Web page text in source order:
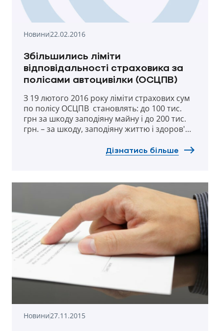
Новини22.02.2016
Збільшились ліміти
відповідальності страховика за
полісами автоцивілки (ОСЦПВ)
З 19 лютого 2016 року ліміти страхових сум
по полісу ОСЦПВ становлять: до 100 тис.
грн за шкоду заподіяну майну і до 200 тис.
грн. – за шкоду, заподіяну життю і здоров'ю
Дізнатись більше
Новини27.11.2015